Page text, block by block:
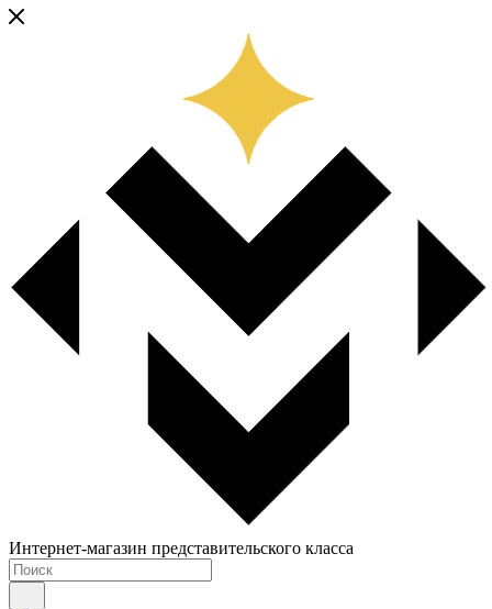
Интернет-магазин представительского класса